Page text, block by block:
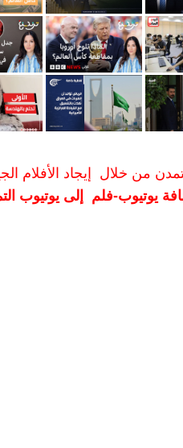
من خلال إيجاد الأفلام
يوتيوب-فلم إلى يوتيوب